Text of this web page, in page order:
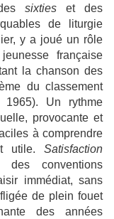
dessixties et des
de liturgie
y a joué un rôle
française
la chanson des
du classement
Un rythme
provocante et
à comprendre
utile. Satisfaction
conventions
immédiat, sans
de plein fouet
des années